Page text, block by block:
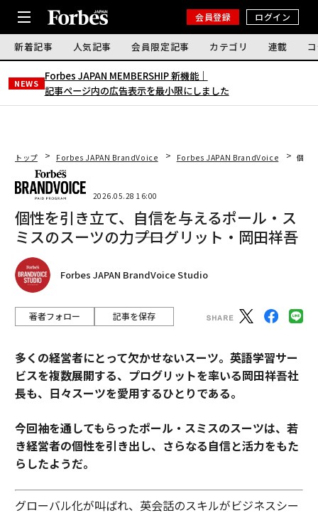
会員登録 ログイン
新着記事 人気記事 会員限定記事 カテゴリ 連載
NEWS
Forbes JAPAN MEMBERSHIP 新機能｜
記事ページ内の広告表示を最小限にしました
トップ Forbes JAPAN BrandVoice Forbes JAPAN BrandVoice 個性
2026.05.28 16:00
個性を引き立て、自信を与えるポール・ス
ミスのスーツの力――プログリット・岡田祥吾
Forbes JAPAN BrandVoice Studio
著者フォロー 記事を保存
多くの経営者にとって欠かせないスーツ。 英語学習サー
ビスを複数展開する、プログリットを率いる岡田祥吾社
長も、日々スーツを愛用するひとりである。
今回袖を通してもらったポール・スミスのスーツは、若
き経営者の個性を引き出し、さらなる自信と活力をもた
らしたようだ。
グローバル化が叫ばれ、英会話のスキルがビジネスシー